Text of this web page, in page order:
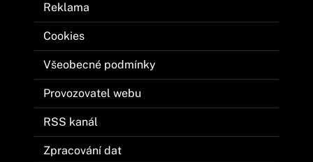
Reklama
Cookies
Všeobecné podmínky
Provozovatel webu
RSS kanál
Zpracování dat